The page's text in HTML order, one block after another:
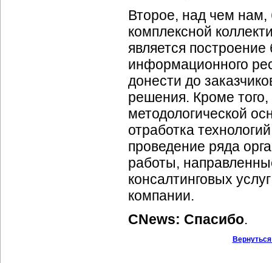
Второе, над чем нам,
комплексной
является построение
информационного
донести до
решения. Кроме
методологической
отработка
проведение ряда
работы,
консалтинговых
компании.
CNews: Спасибо.